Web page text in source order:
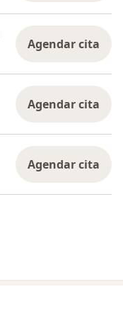
Agendar cita
Agendar cita
Agendar cita